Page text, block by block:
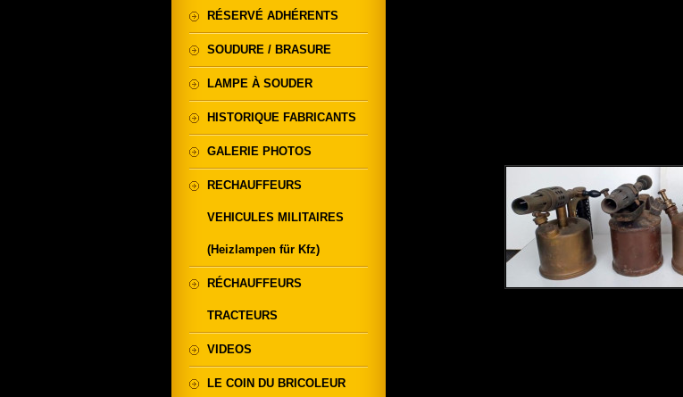
RÉSERVÉ ADHÉRENTS
SOUDURE / BRASURE
LAMPE À SOUDER
HISTORIQUE FABRICANTS
GALERIE PHOTOS
RECHAUFFEURS
VEHICULES MILITAIRES
(Heizlampen für Kfz)
RÉCHAUFFEURS
TRACTEURS
VIDEOS
LE COIN DU BRICOLEUR